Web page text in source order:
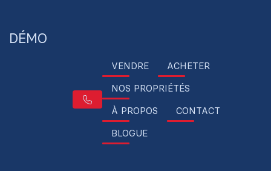
DÉMO
VENDRE
ACHETER
NOS PROPRIÉTÉS
À PROPOS
CONTACT
BLOGUE